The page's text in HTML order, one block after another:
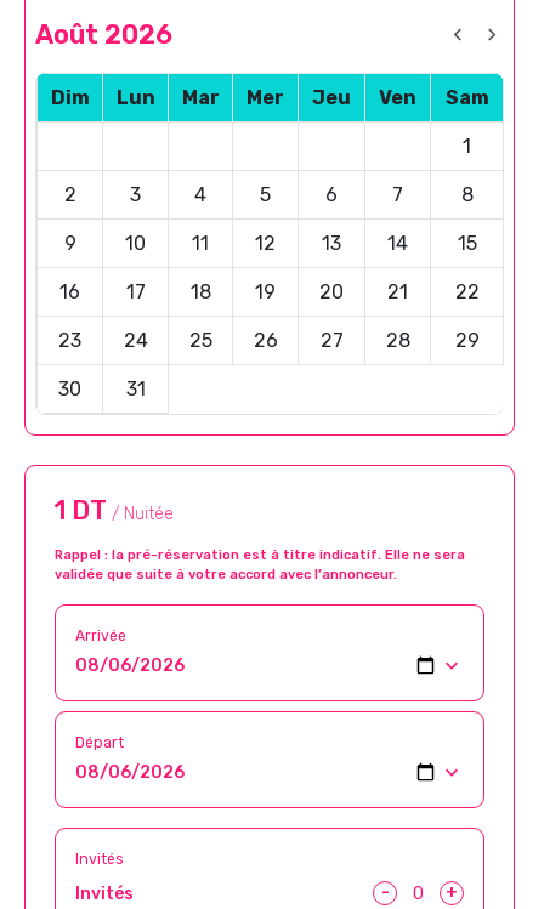
Août 2026
Dim Lun Mar Mer Jeu Ven Sam
1
2 3 4 5 6 7 8
9 10 11 12 13 14 15
16 17 18 19 20 21 22
23 24 25 26 27 28 29
30 31
1 DT / Nuitée
Rappel : la pré-réservation est à titre indicatif. Elle ne sera
validée que suite à votre accord avec l’annonceur.
Arrivée
Départ
Invités
Invités - +